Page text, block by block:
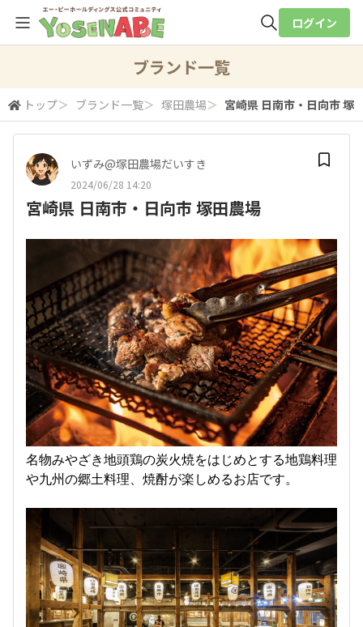
検索
ログイン
ブランド一覧
トップ＞ ブランド一覧＞ 塚田農場＞ 宮崎県 日南市・日向市 塚
いずみ@塚田農場だいすき
2024/06/28 14:20
宮崎県 日南市・日向市 塚田農場
名物みやざき地頭鶏の炭火焼をはじめとする地鶏料理
や九州の郷土料理、焼酎が楽しめるお店です。